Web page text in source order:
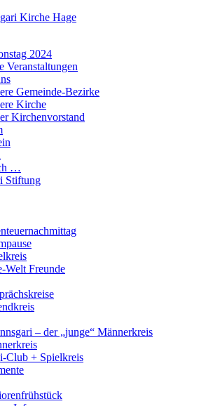
Kirche Hage
2024
Veranstaltungen
Gemeinde-Bezirke
Kirche
Kirchenvorstand
…
Stiftung
Welt Freunde
– der „junge“ Männerkreis
Club + Spielkreis